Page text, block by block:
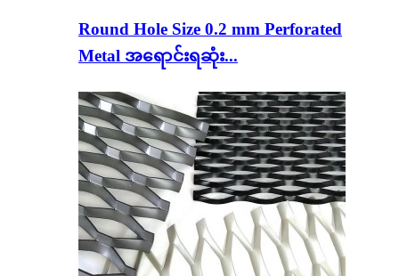
Round Hole Size 0.2 mm Perforated
Metal အရောင်းရဆုံး...